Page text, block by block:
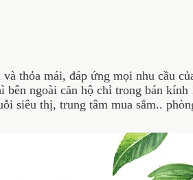
thỏa mái, đáp ứng mọi nhu cầu
ngoài căn hộ chỉ trong bán kính
siêu thị, trung tâm mua sắm..